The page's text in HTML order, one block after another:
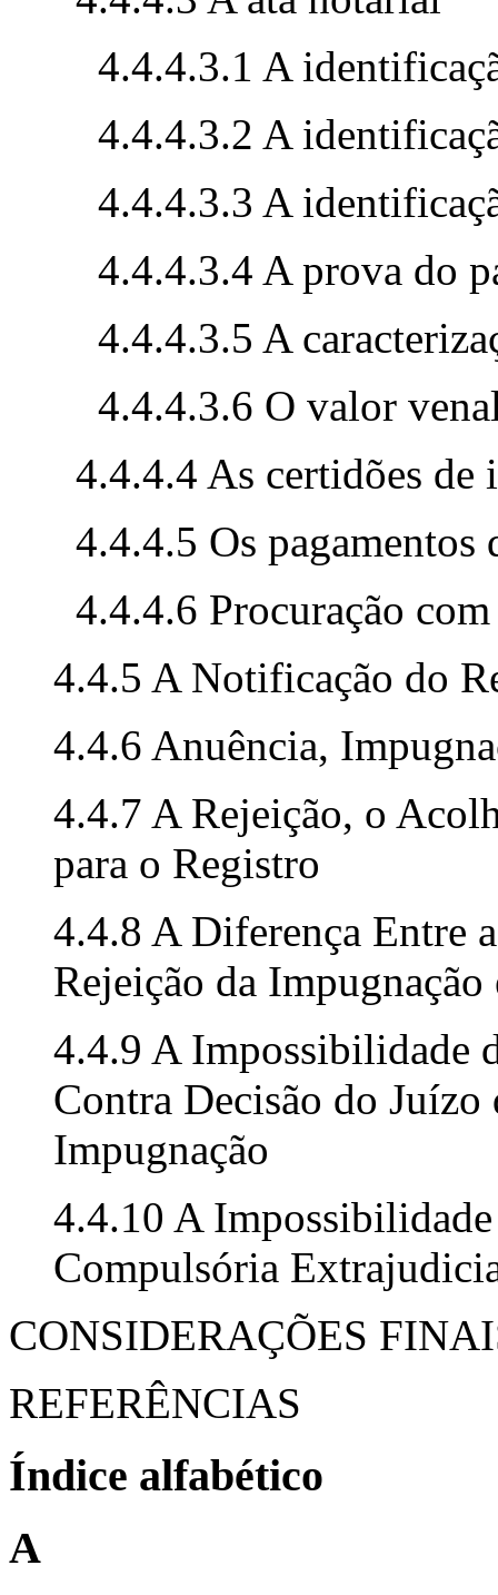
4.4.4.3.1 A
4.4.4.3.2 A
4.4.4.3.3 A
4.4.4.3.4 A prova do
4.4.4.3.5 A
4.4.4.3.6 O valor
4.4.4.4 As certidões
4.4.4.5 Os pagamentos
4.4.4.6 Procuração
4.4.5 A Notificação do
4.4.6 Anuência,
4.4.7 A Rejeição, o
para o Registro
4.4.8 A Diferença Entre
Rejeição da
4.4.9 A Impossibilidade
Contra Decisão do
Impugnação
4.4.10 A
Compulsória
CONSIDERAÇÕES
REFERÊNCIAS
Índice alfabético
A